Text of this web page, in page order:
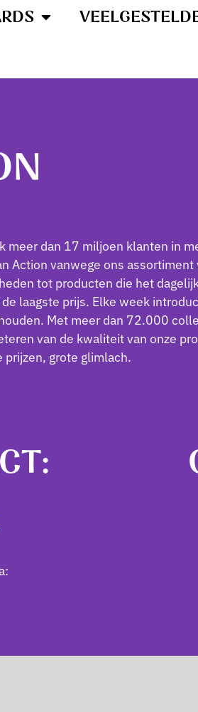
dan 17 miljoen klanten in
Action vanwege ons
tot producten die het
laagste prijs. Elke week
Met meer dan 72.000
van de kwaliteit van onze
grote glimlach.